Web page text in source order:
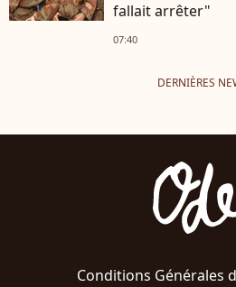
fallait arrêter"
07:40
DERNIÈRES
Conditions Générales